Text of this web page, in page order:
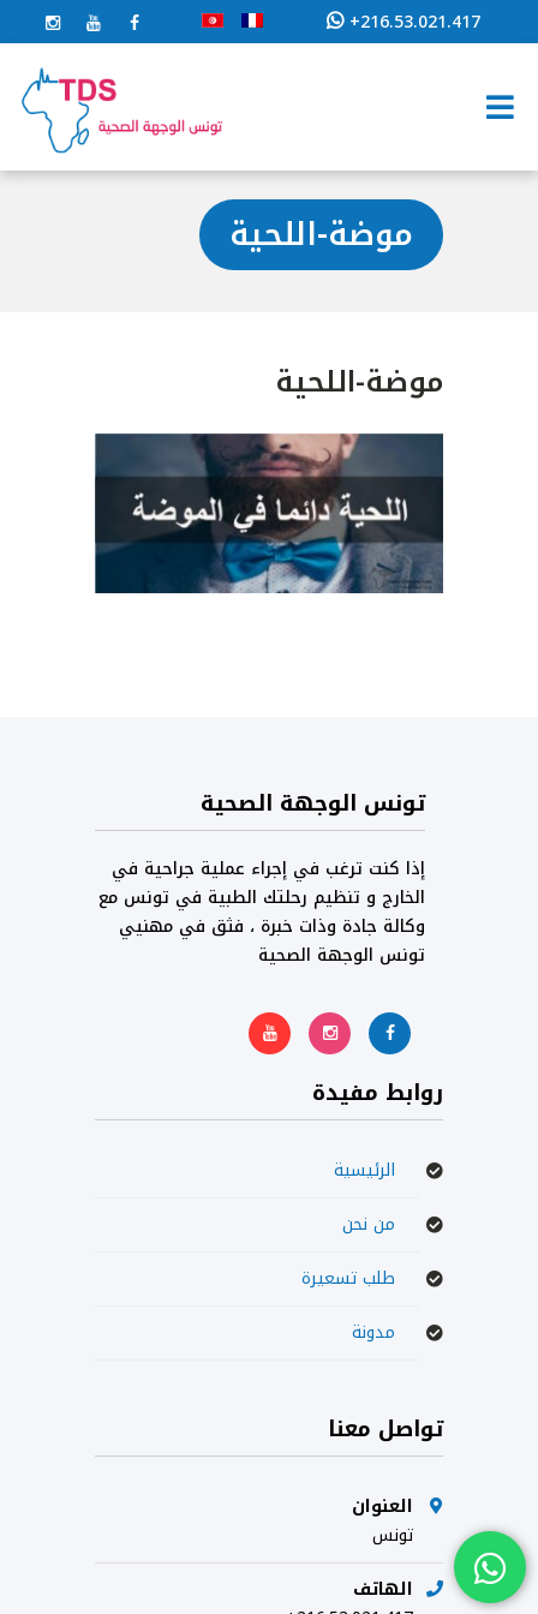
+216.53.021.417
موضة-اللحية
موضة-اللحية
تونس الوجهة الصحية
إذا كنت ترغب في إجراء عملية جراحية في
الخارج و تنظيم رحلتك الطبية في تونس مع
وكالة جادة وذات خبرة ، فثق في مهنيي
تونس الوجهة الصحية
روابط مفيدة
الرئيسية
من نحن
طلب تسعيرة
مدونة
تواصل معنا
العنوان
تونس
الهاتف